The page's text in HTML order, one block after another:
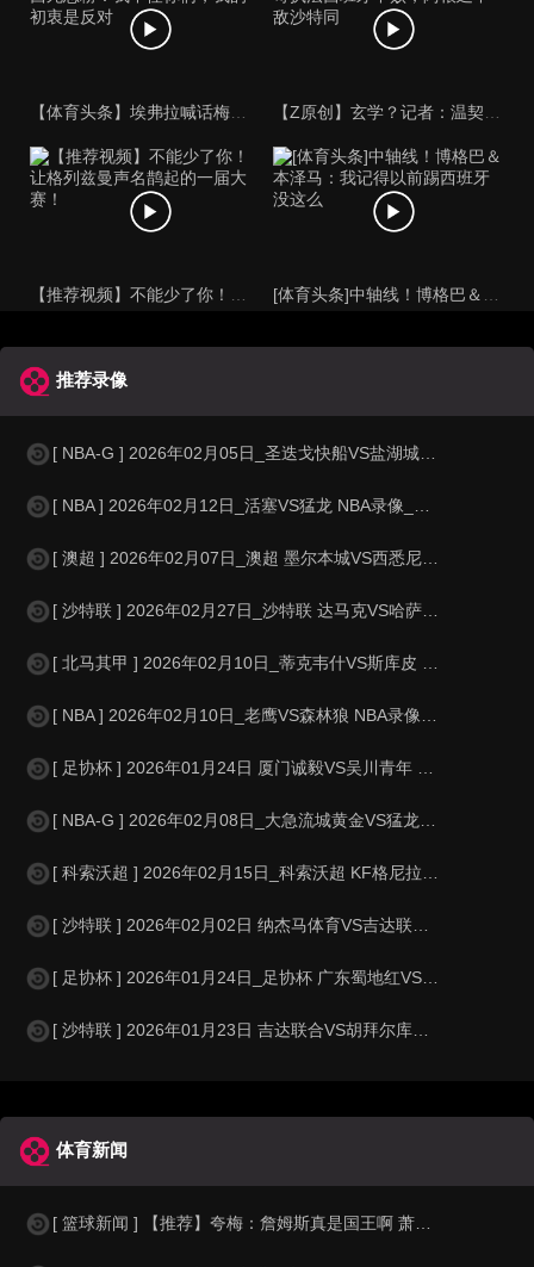
推荐录像
[ NBA-G ] 2026年02月05日_圣迭戈快船VS盐湖城之星 NBA-G
[ NBA ] 2026年02月12日_活塞VS猛龙 NBA录像_高清录像【
[ 澳超 ] 2026年02月07日_澳超 墨尔本城VS西悉尼流浪者录像_
[ 沙特联 ] 2026年02月27日_沙特联 达马克VS哈萨征服录像_高清
[ 北马其甲 ] 2026年02月10日_蒂克韦什VS斯库皮 北马其甲录像_全
[ NBA ] 2026年02月10日_老鹰VS森林狼 NBA录像_全场录像
[ 足协杯 ] 2026年01月24日 厦门诚毅VS吴川青年 足协杯_全场录
[ NBA-G ] 2026年02月08日_大急流城黄金VS猛龙905 NBA-
[ 科索沃超 ] 2026年02月15日_科索沃超 KF格尼拉内VS杜卡吉尼录
[ 沙特联 ] 2026年02月02日 纳杰马体育VS吉达联合 沙特联_全场
[ 足协杯 ] 2026年01月24日_足协杯 广东蜀地红VS泉州青工录像_
[ 沙特联 ] 2026年01月23日 吉达联合VS胡拜尔库迪西亚 沙特联_
体育新闻
[ 篮球新闻 ] 【推荐】夸梅：詹姆斯真是国王啊 萧华都得听他的 新赛季日程安